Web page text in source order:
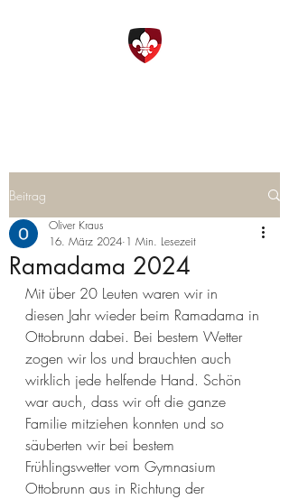
Beitrag
Ramadama 2024
Oliver Kraus
16. März 2024 1 Min. Lesezeit
Mit über 20 Leuten waren wir in
diesen Jahr wieder beim Ramadama in
Ottobrunn dabei. Bei bestem Wetter
zogen wir los und brauchten auch
wirklich jede helfende Hand. Schön
war auch, dass wir oft die ganze
Familie mitziehen konnten und so
säuberten wir bei bestem
Frühlingswetter vom Gymnasium
Ottobrunn aus in Richtung der